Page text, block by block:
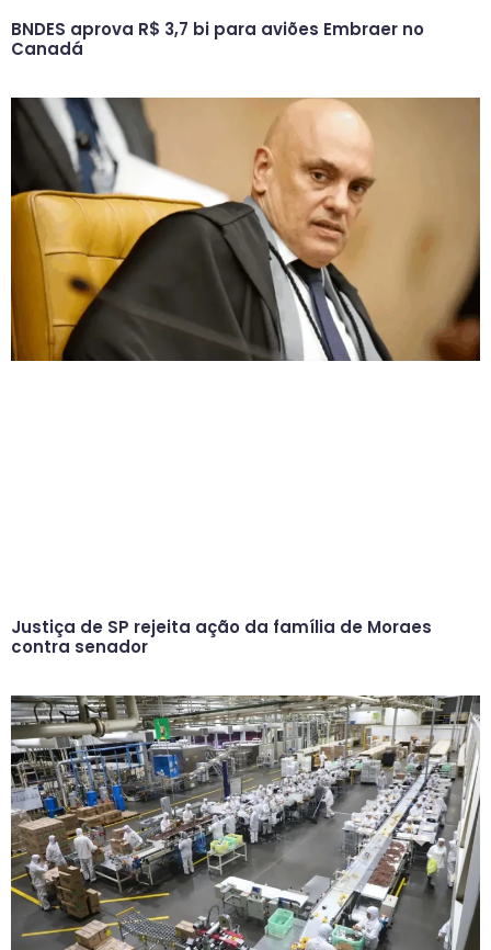
BNDES aprova R$ 3,7 bi para aviões Embraer no
Canadá
Justiça de SP rejeita ação da família de Moraes
contra senador